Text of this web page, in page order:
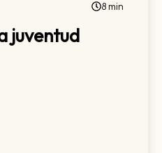
8 min
juventud